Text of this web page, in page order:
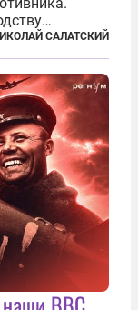
и два
городов. В
САЛАТСКИЙ